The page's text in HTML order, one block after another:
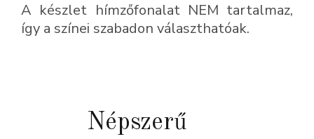
A készlet hímzőfonalat NEM tartalmaz,
így a színei szabadon választhatóak.
Népszerű